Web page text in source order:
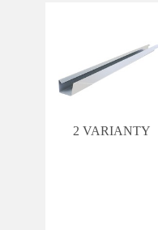
2 VARIANTY